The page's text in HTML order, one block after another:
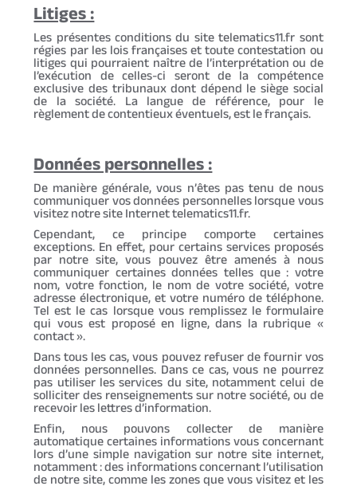
Litiges :
Les présentes conditions du site telematics11.fr sont
régies par les lois françaises et toute contestation ou
litiges qui pourraient naître de l’interprétation ou de
l’exécution de celles-ci seront de la compétence
exclusive des tribunaux dont dépend le siège social
de la société. La langue de référence, pour le
règlement de contentieux éventuels, est le français.
Données personnelles :
De manière générale, vous n’êtes pas tenu de nous
communiquer vos données personnelles lorsque vous
visitez notre site Internet telematics11.fr.
Cependant, ce principe comporte certaines
exceptions. En effet, pour certains services proposés
par notre site, vous pouvez être amenés à nous
communiquer certaines données telles que : votre
nom, votre fonction, le nom de votre société, votre
adresse électronique, et votre numéro de téléphone.
Tel est le cas lorsque vous remplissez le formulaire
qui vous est proposé en ligne, dans la rubrique «
contact ».
Dans tous les cas, vous pouvez refuser de fournir vos
données personnelles. Dans ce cas, vous ne pourrez
pas utiliser les services du site, notamment celui de
solliciter des renseignements sur notre société, ou de
recevoir les lettres d’information.
Enfin, nous pouvons collecter de manière
automatique certaines informations vous concernant
lors d’une simple navigation sur notre site internet,
notamment : des informations concernant l’utilisation
de notre site, comme les zones que vous visitez et les